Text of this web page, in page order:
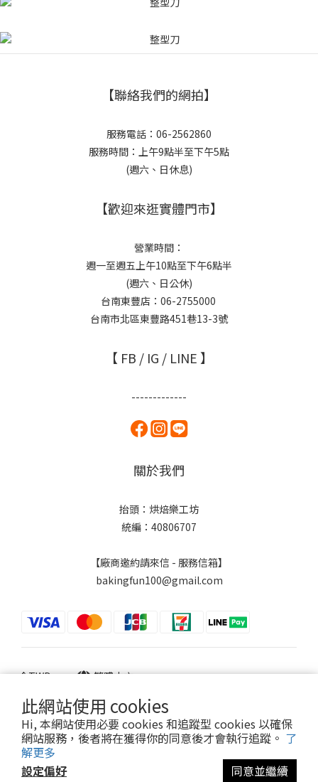
此網站使用 cookies
Hi, 本網站使用必要 cookies 和追蹤型 cookies 以確保
網站服務，後者將在獲得你的同意後才會執行追蹤。 了
解更多
設定偏好
同意並繼續
【聯絡我們的網拍】
服務電話：06-2562860
服務時間：上午9點半至下午5點
(週六、日休息)
【歡迎來逛實體門市】
營業時間：
週一至週五上午10點至下午6點半
(週六、日公休)
台南東豐店：06-2755000
台南市北區東豐路451巷13-3號
【 FB / IG / LINE 】
-------------
關於我們
抬頭：烘焙樂工坊
統編：40806707
【廠商邀約請來信 - 服務信箱】
bakingfun100@gmail.com
$TWD 繁體中文